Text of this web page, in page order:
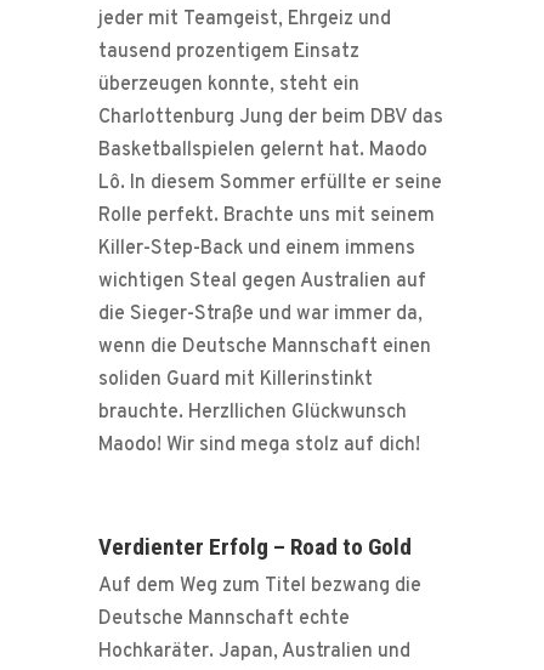
jeder mit Teamgeist, Ehrgeiz und
tausend prozentigem Einsatz
überzeugen konnte, steht ein
Charlottenburg Jung der beim DBV das
Basketballspielen gelernt hat. Maodo
Lô. In diesem Sommer erfüllte er seine
Rolle perfekt. Brachte uns mit seinem
Killer-Step-Back und einem immens
wichtigen Steal gegen Australien auf
die Sieger-Straße und war immer da,
wenn die Deutsche Mannschaft einen
soliden Guard mit Killerinstinkt
brauchte. Herzllichen Glückwunsch
Maodo! Wir sind mega stolz auf dich!
Verdienter Erfolg – Road to Gold
Auf dem Weg zum Titel bezwang die
Deutsche Mannschaft echte
Hochkaräter. Japan, Australien und